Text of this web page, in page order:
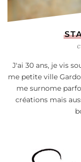
J'ai 30 ans, je vis
me petite ville
me surnome
créations mais